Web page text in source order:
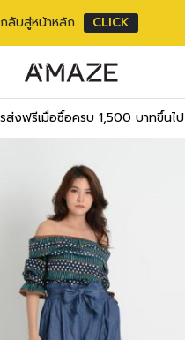
กลับสู่หน้าหลัก CLICK
ส่งฟรีเมื่อซื้อครบ 1,500 บาทขึ้นไป
าชิก
ารใช้งาน